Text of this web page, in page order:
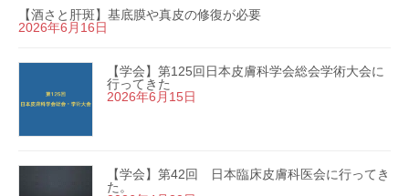
【酒さと肝斑】基底膜や真皮の修復が必要
2026年6月16日
【学会】第125回日本皮膚科学会総会学術大会に
行ってきた
2026年6月15日
【学会】第42回 日本臨床皮膚科医会に行ってき
た。